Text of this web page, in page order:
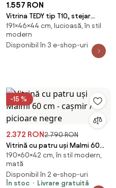
1.557 RON
Vitrina TEDY tip T10, stejar
lefkas, PAL melaminat/sticla,
46x44x191 c
191×46×44 cm, lucioasă, în stil
modern
Disponibil în 3 e-shop-uri
-15 %
2.372 RON2.790 RON
Vitrină cu patru uși Malmi 60
cm - cașmir / picioare negre
190×60×42 cm, în stil modern,
mată
Disponibil în 2 e-shop-uri
În stoc
Livrare gratuită